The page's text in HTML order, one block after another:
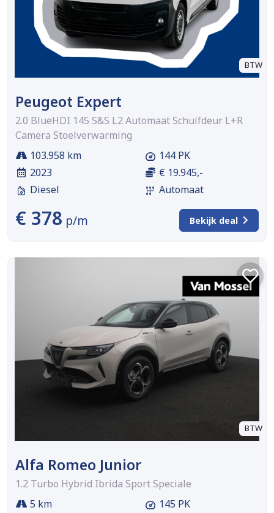
BTW
Peugeot Expert
2.0 BlueHDI 145 S&S L2 Automaat Schuifdeur L+R
Camera Stoelverwarming
103.958 km
2023
Diesel
144 PK
€ 19.945,-
Automaat
€ 378 p/m Bekijk deal
BTW
Alfa Romeo Junior
1.2 Turbo Hybrid Ibrida Sport Speciale
5 km
145 PK